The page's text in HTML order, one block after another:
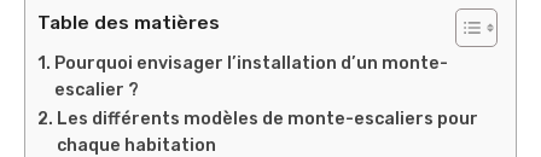
Table des matières
Pourquoi envisager l’installation d’un monte-
escalier ?
Les différents modèles de monte-escaliers pour
chaque habitation